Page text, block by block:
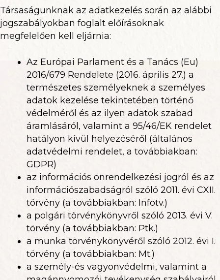
Társaságunknak az adatkezelés során az alábbi
jogszabályokban foglalt előírásoknak
megfelelően kell eljárnia:
Az Európai Parlament és a Tanács (Eu)
2016/679 Rendelete (2016. április 27.) a
természetes személyeknek a személyes
adatok kezelése tekintetében történő
védelméről és az ilyen adatok szabad
áramlásáról, valamint a 95/46/EK rendelet
hatályon kívül helyezéséről (általános
adatvédelmi rendelet, a továbbiakban:
GDPR)
az információs önrendelkezési jogról és az
információszabadságról szóló 2011. évi CXII.
törvény (a továbbiakban: Infotv.)
a polgári törvénykönyvről szóló 2013. évi V.
törvény (a továbbiakban: Ptk.)
a munka törvénykönyvéről szóló 2012. évi I.
törvény (a továbbiakban: Mt.)
a személy-és vagyonvédelmi, valamint a